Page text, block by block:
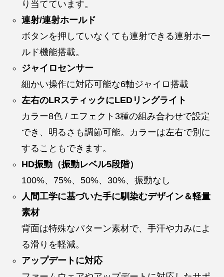
り当てています。
連射/連射ホールド
ボタンを押していなくても連射できる連射ホー
ルド機能搭載。
ジャイロセンサー
細かい操作に対応可能な6軸ジャイロ搭載
左右のLRスティックにLEDリングライト
カラー8色 / エフェクト3種の組み合わせで設定
でき、明るさも調節可能。カラーは左右で別に
することもできます。
HD振動（振動レベル5段階）
100%、75%、50%、30%、振動なし
人間工学に基づいた手に馴染むデザイン＆軽量
素材
背面は特殊なパターン素材で、手汗や力みによ
る滑りを軽減。
アップデートに対応